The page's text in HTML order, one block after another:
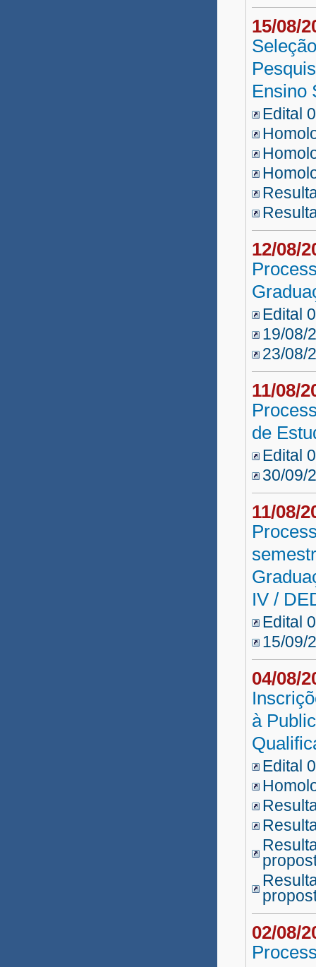
15/08/
Ensino
Edital
12/08/
Edital
19/08/
23/08/
11/08/
de
Edital
30/09/
11/08/
IV /
Edital
15/09/
04/08/
à
Edital
02/08/